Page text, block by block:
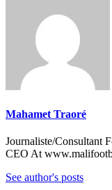
Mahamet Traoré
Journaliste/Consultant
CEO At
See author's posts